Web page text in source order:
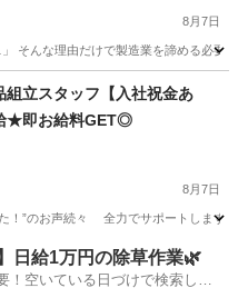
8月7日
そんな理由だけで製造業を諦める必
組立スタッフ【入社祝金あ
★即お給料GET◎
8月7日
続々 全力でサポートします♪
場 給料
日給1万円の除草作業🌿
！空いている日づけで検索して